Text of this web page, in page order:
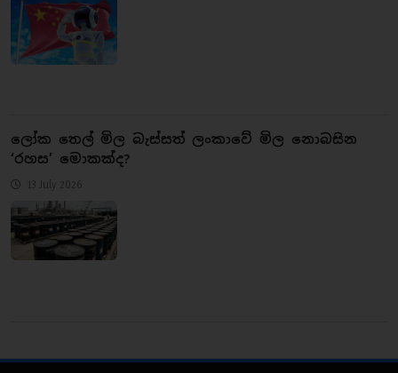
ලෝක තෙල් මිල බැස්සත් ලංකාවේ මිල නොබසින
‘රහස’ මොකක්ද?
13 July 2026